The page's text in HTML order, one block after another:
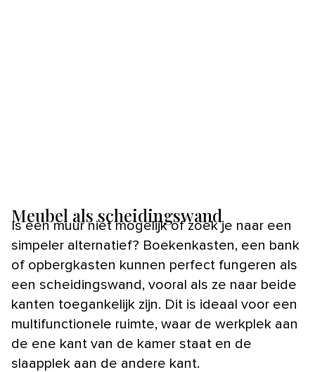
Meubel als scheidingswand
Is een muur niet mogelijk of zoek je naar een
simpeler alternatief? Boekenkasten, een bank
of opbergkasten kunnen perfect fungeren als
een scheidingswand, vooral als ze naar beide
kanten toegankelijk zijn. Dit is ideaal voor een
multifunctionele ruimte, waar de werkplek aan
de ene kant van de kamer staat en de
slaapplek aan de andere kant.